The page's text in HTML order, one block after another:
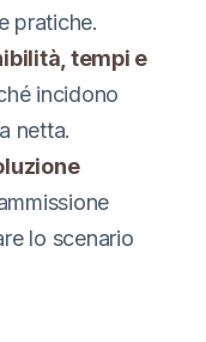
pratiche.
tempi e
incidono
netta.
lo scenario